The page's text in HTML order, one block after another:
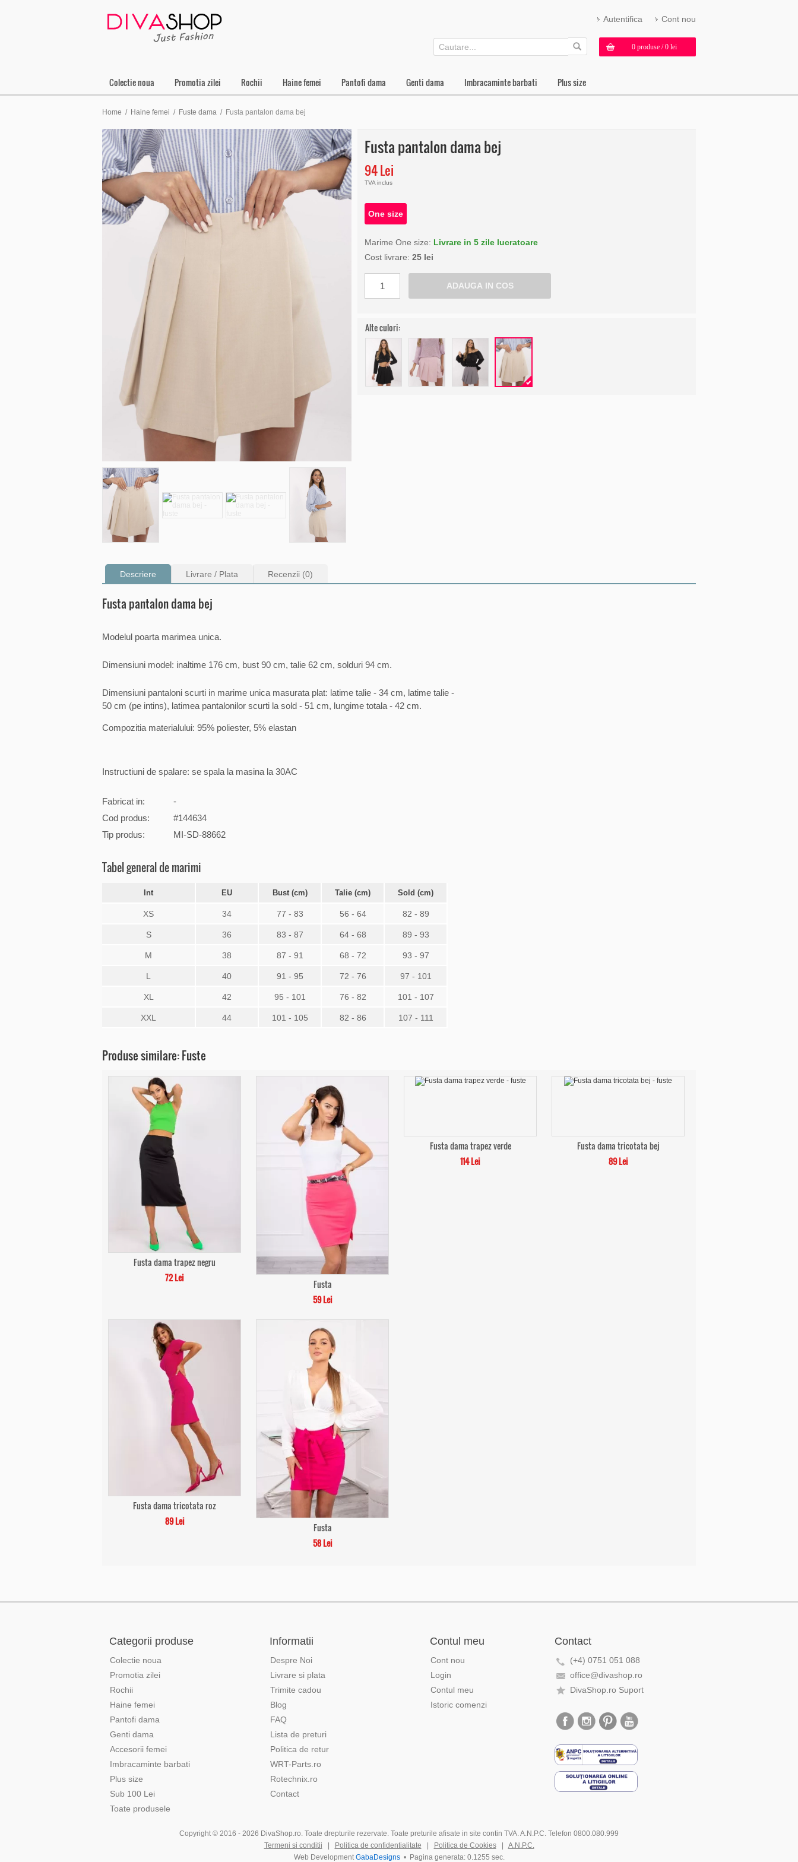
Autentifica Cont nou
0 produse / 0 lei
Colectie noua Promotia zilei Rochii Haine femei Pantofi dama Genti dama Imbracaminte barbati Plus size
Home / Haine femei / Fuste dama / Fusta pantalon dama bej
Fusta pantalon dama bej
94 Lei
TVA inclus
One size
Marime One size: Livrare in 5 zile lucratoare
Cost livrare: 25 lei
Alte culori:
Descriere Livrare / Plata Recenzii (0)
Fusta pantalon dama bej
Modelul poarta marimea unica.
Dimensiuni model: inaltime 176 cm, bust 90 cm, talie 62 cm, solduri 94 cm.
Dimensiuni pantaloni scurti in marime unica masurata plat: latime talie - 34 cm, latime talie -
50 cm (pe intins), latimea pantalonilor scurti la sold - 51 cm, lungime totala - 42 cm.
Compozitia materialului: 95% poliester, 5% elastan
Instructiuni de spalare: se spala la masina la 30AC
Fabricat in:
-
Cod produs:
#144634
Tip produs:
MI-SD-88662
Tabel general de marimi
Int EU Bust (cm) Talie (cm) Sold (cm)
XS 34 77 - 83 56 - 64 82 - 89
S 36 83 - 87 64 - 68 89 - 93
M 38 87 - 91 68 - 72 93 - 97
L 40 91 - 95 72 - 76 97 - 101
XL 42 95 - 101 76 - 82 101 - 107
XXL 44 101 - 105 82 - 86 107 - 111
Produse similare: Fuste
Fusta dama trapez negru
72 Lei
Fusta
59 Lei
Fusta dama trapez verde
114 Lei
Fusta dama tricotata bej
89 Lei
Fusta dama tricotata roz
89 Lei
Fusta
58 Lei
Categorii produse
Colectie noua
Promotia zilei
Rochii
Haine femei
Pantofi dama
Genti dama
Accesorii femei
Imbracaminte barbati
Plus size
Sub 100 Lei
Toate produsele
Informatii
Despre Noi
Livrare si plata
Trimite cadou
Blog
FAQ
Lista de preturi
Politica de retur
WRT-Parts.ro
Rotechnix.ro
Contact
Contul meu
Cont nou
Login
Contul meu
Istoric comenzi
Contact
(+4) 0751 051 088
office@divashop.ro
DivaShop.ro Suport
Copyright © 2016 - 2026 DivaShop.ro. Toate drepturile rezervate. Toate preturile afisate in site contin TVA. A.N.P.C. Telefon 0800.080.999
Termeni si conditii
Politica de confidentialitate Politica de Cookies
A.N.P.C.
Web DevelopmentGabaDesigns• Pagina generata: 0.1255 sec.